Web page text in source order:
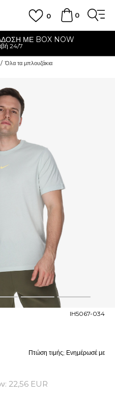
0
0
ΜΕ BOX NOW
24/7
Όλα τα μπλουζάκια
4 5
IH5067-034
22,56 EUR
Πτώση τιμής; Ενημέρωσέ με